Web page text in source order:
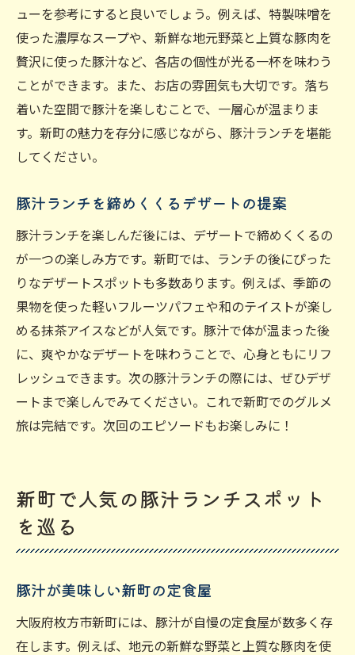
ューを参考にすると良いでしょう。例えば、特製味噌を
使った濃厚なスープや、新鮮な地元野菜と上質な豚肉を
贅沢に使った豚汁など、各店の個性が光る一杯を味わう
ことができます。また、お店の雰囲気も大切です。落ち
着いた空間で豚汁を楽しむことで、一層心が温まりま
す。新町の魅力を存分に感じながら、豚汁ランチを堪能
してください。
豚汁ランチを締めくくるデザートの提案
豚汁ランチを楽しんだ後には、デザートで締めくくるの
が一つの楽しみ方です。新町では、ランチの後にぴった
りなデザートスポットも多数あります。例えば、季節の
果物を使った軽いフルーツパフェや和のテイストが楽し
める抹茶アイスなどが人気です。豚汁で体が温まった後
に、爽やかなデザートを味わうことで、心身ともにリフ
レッシュできます。次の豚汁ランチの際には、ぜひデザ
ートまで楽しんでみてください。これで新町でのグルメ
旅は完結です。次回のエピソードもお楽しみに！
新町で人気の豚汁ランチスポット
を巡る
豚汁が美味しい新町の定食屋
大阪府枚方市新町には、豚汁が自慢の定食屋が数多く存
在します。例えば、地元の新鮮な野菜と上質な豚肉を使